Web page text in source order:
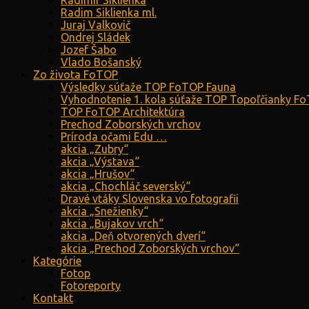
Radim Siklienka ml.
Juraj Valkovič
Ondrej Sládek
Jozef Šabo
Vlado Bošanský
Zo života FoTOP
Výsledky súťaže TOP FoTOP Fauna
Vyhodnotenie 1. kola súťaže TOP Topoľčianky
TOP FoTOP Architektúra
Prechod Zoborských vrchov
Príroda očami Edu …
akcia „Zubry“
akcia „Výstava“
akcia „Hrušov“
akcia „Chochláč severský“
Dravé vtáky Slovenska vo fotografii
akcia „Snežienky“
akcia „Bujakov vrch“
akcia „Deň otvorených dverí“
akcia „Prechod Zoborských vrchov“
Kategórie
Fotop
Fotoreporty
Kontakt